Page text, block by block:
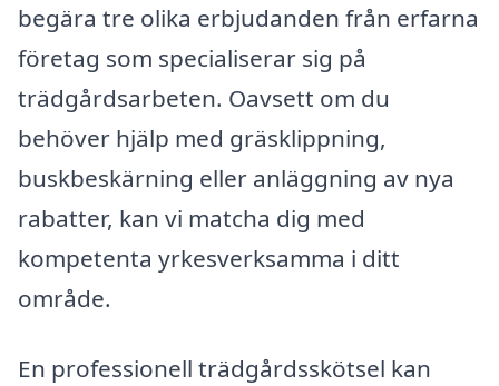
begära tre olika erbjudanden från erfarna
företag som specialiserar sig på
trädgårdsarbeten. Oavsett om du
behöver hjälp med gräsklippning,
buskbeskärning eller anläggning av nya
rabatter, kan vi matcha dig med
kompetenta yrkesverksamma i ditt
område.
En professionell trädgårdsskötsel kan